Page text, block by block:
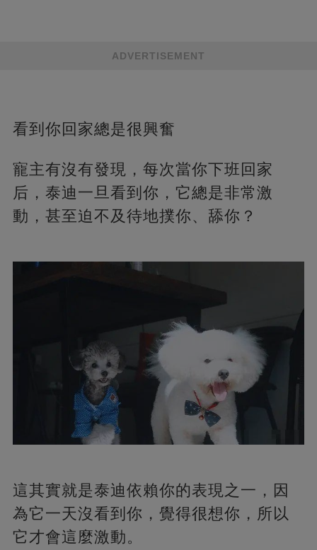
ADVERTISEMENT
看到你回家總是很興奮
寵主有沒有發現，每次當你下班回家
后，泰迪一旦看到你，它總是非常激
動，甚至迫不及待地撲你、舔你？
這其實就是泰迪依賴你的表現之一，因
為它一天沒看到你，覺得很想你，所以
它才會這麼激動。